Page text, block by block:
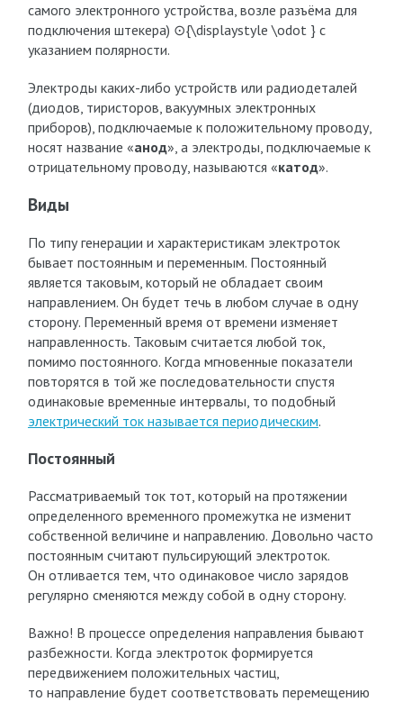
самого электронного устройства, возле разъёма для
подключения штекера) ⊙{\displaystyle \odot } с
указанием полярности.
Электроды каких-либо устройств или радиодеталей
(диодов, тиристоров, вакуумных электронных
приборов), подключаемые к положительному проводу,
носят название «анод», а электроды, подключаемые к
отрицательному проводу, называются «катод».
Виды
По типу генерации и характеристикам электроток
бывает постоянным и переменным. Постоянный
является таковым, который не обладает своим
направлением. Он будет течь в любом случае в одну
сторону. Переменный время от времени изменяет
направленность. Таковым считается любой ток,
помимо постоянного. Когда мгновенные показатели
повторятся в той же последовательности спустя
одинаковые временные интервалы, то подобный
электрический ток называется периодическим.
Постоянный
Рассматриваемый ток тот, который на протяжении
определенного временного промежутка не изменит
собственной величине и направлению. Довольно часто
постоянным считают пульсирующий электроток.
Он отливается тем, что одинаковое число зарядов
регулярно сменяются между собой в одну сторону.
Важно! В процессе определения направления бывают
разбежности. Когда электроток формируется
передвижением положительных частиц,
то направление будет соответствовать перемещению